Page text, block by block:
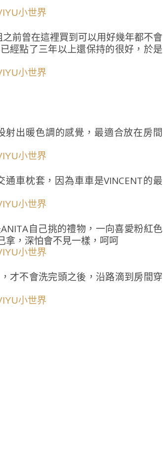
前曾在這裡買到可以用好幾年都不會
經點了三年以上還保持的很好，於是
出暖色調的感覺，最適合放在房間
車枕套，因為車車是VINCENT的最
自己挑的禮物，一向喜愛粉紅色
拿，深怕會不見一樣，呵呵
才不會洗完頭之後，沿路滴到房間穿